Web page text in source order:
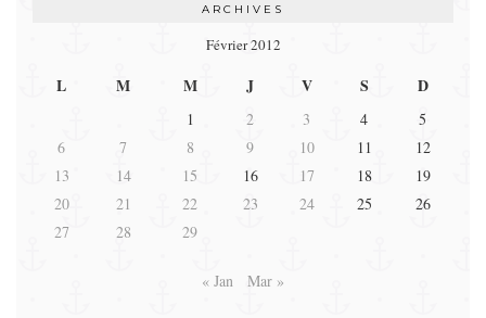
ARCHIVES
Février 2012
L M M J V S D
1 2 3 4
5
6
7 8 9 10 11
12
13
14 15 16 17 18
19
20
21 22 23 24 25
26
27
28 29
« Jan Mar »